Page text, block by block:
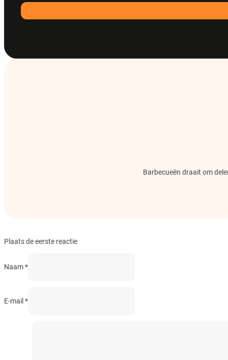
Barbecueën draait om
Plaats de eerste reactie
Naam *
E-mail *